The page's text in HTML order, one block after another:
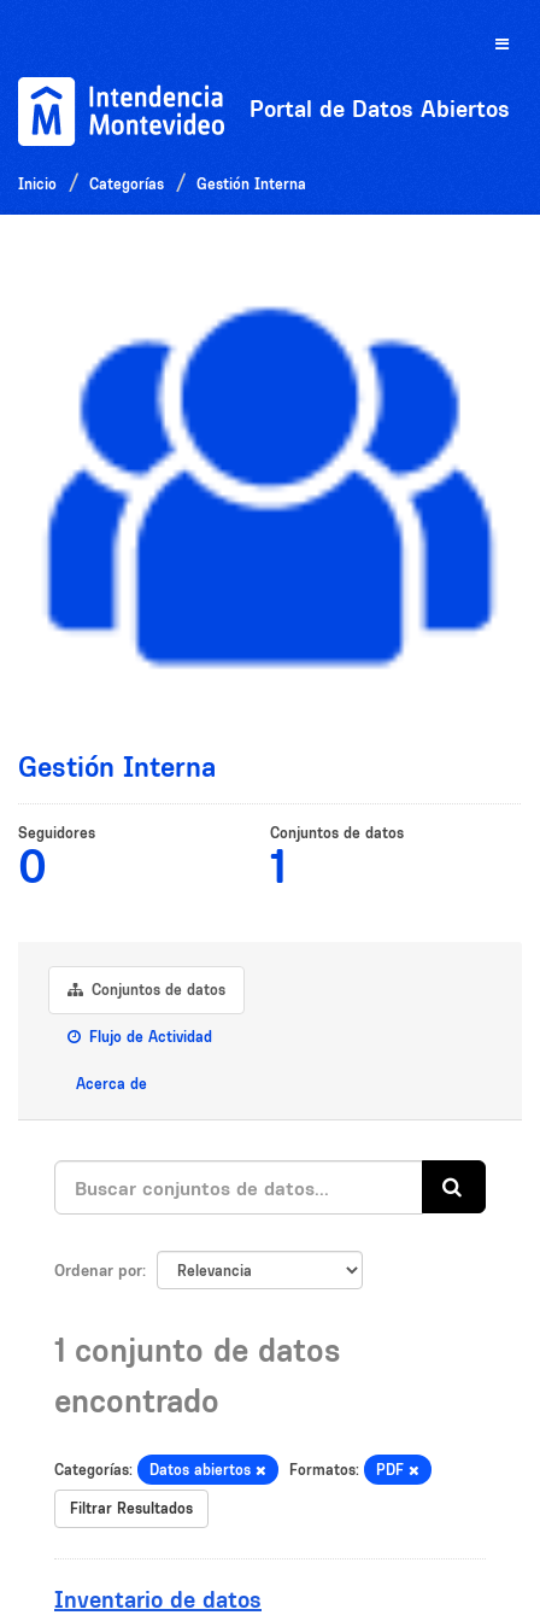
Toggle
Portal de Datos Abiertos
Inicio Categorías Gestión Interna
Gestión Interna
Seguidores
0
Conjuntos de datos
1
Conjuntos de datos
Flujo de Actividad
Acerca de
Ordenar por
1 conjunto de datos
encontrado
Categorías: Datos abiertos Formatos: PDF
Filtrar Resultados
Inventario de datos